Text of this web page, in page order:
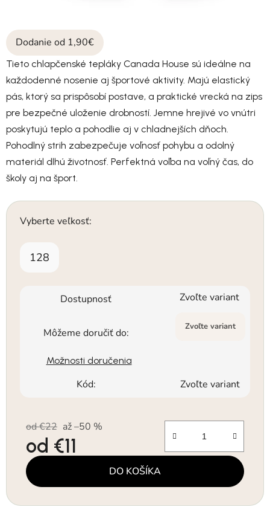
Dodanie od 1,90€
Tieto chlapčenské tepláky Canada House sú ideálne na
každodenné nosenie aj športové aktivity. Majú elastický
pás, ktorý sa prispôsobí postave, a praktické vrecká na zips
pre bezpečné uloženie drobností. Jemne hrejivé vo vnútri
poskytujú teplo a pohodlie aj v chladnejších dňoch.
Pohodlný strih zabezpečuje voľnosť pohybu a odolný
materiál dlhú životnosť. Perfektná voľba na voľný čas, do
školy aj na šport.
Vyberte veľkosť:
128
Dostupnosť Zvoľte variant
Môžeme doručiť do: Zvoľte variant
Možnosti doručenia
Kód: Zvoľte variant
od €22 až –50 %
od €11
Jednotková cena: DO KOŠÍKA